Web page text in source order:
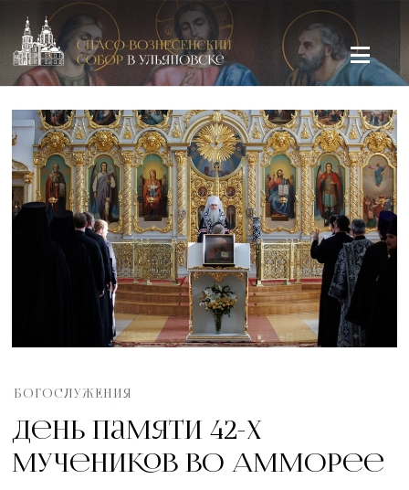
Спасо-Вознесенский кафедральный собор в Ульяновске
БОГОСЛУЖЕНИЯ
День памяти 42-х
мучеников во Амморее